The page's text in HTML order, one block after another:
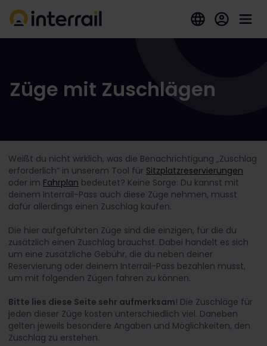
Züge mit Zuschlägen
Weißt du nicht wirklich, was die Benachrichtigung „Zuschlag
erforderlich“ in unserem Tool für Sitzplatzreservierungen
oder im Fahrplan bedeutet? Keine Sorge: Du kannst mit
deinem Interrail-Pass auch diese Züge nehmen, musst
dafür allerdings einen Zuschlag kaufen.
Die hier aufgeführten Züge sind die einzigen, für die du
zusätzlich einen Zuschlag brauchst. Dabei handelt es sich
um eine zusätzliche Gebühr, die du neben deiner
Reservierung oder deinem Interrail-Pass bezahlen musst,
um mit folgenden Zügen fahren zu können.
Bitte lies diese Seite sehr aufmerksam! Die Zuschläge für
jeden dieser Züge kosten unterschiedlich viel. Daneben
gelten jeweils besondere Angaben und Möglichkeiten, den
Zuschlag zu erstehen.